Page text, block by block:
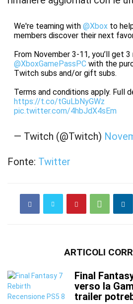
We're teaming with @Xboxto
members discover their next
From November 3-11, you’ll get
@XboxGamePassPCwith the
Twitch subs and/or gift subs.
Terms and conditions apply. Full
https://t.co/tGuLbNyGWz
pic.twitter.com/4hbJdX4sEm
— Twitch (@Twitch)
Fonte: Twitter
ARTICOLI
Final
verso la
trailer